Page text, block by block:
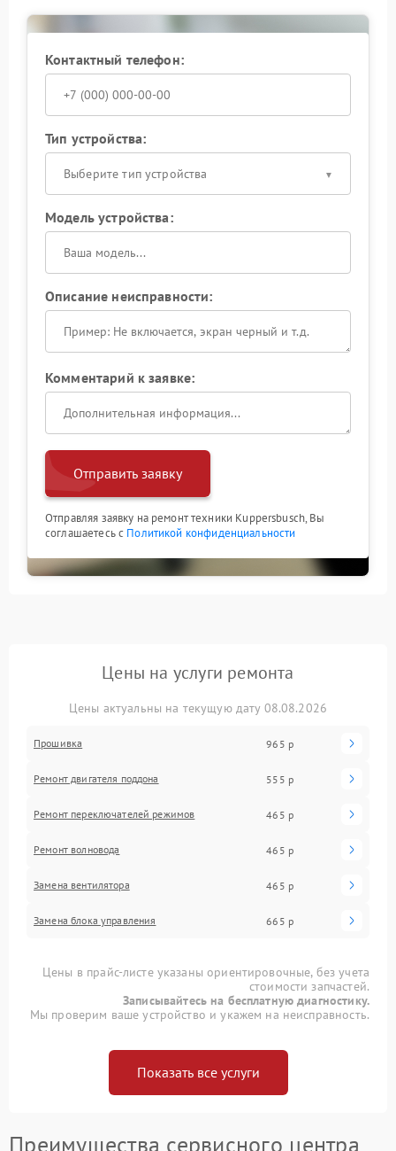
Контактный телефон:
Тип устройства:
Выберите тип устройства
Модель устройства:
Описание неисправности:
Комментарий к заявке:
Отправить заявку
Отправляя заявку на ремонт техники Kuppersbusch, Вы
соглашаетесь с Политикой конфиденциальности
Цены на услуги ремонта
Цены актуальны на текущую дату 08.08.2026
Прошивка 965 р
Ремонт двигателя поддона 555 р
Ремонт переключателей режимов 465 р
Ремонт волновода 465 р
Замена вентилятора 465 р
Замена блока управления 665 р
Цены в прайс-листе указаны ориентировочные, без учета
стоимости запчастей.
Записывайтесь на бесплатную диагностику.
Мы проверим ваше устройство и укажем на неисправность.
Показать все услуги
Преимущества сервисного центра